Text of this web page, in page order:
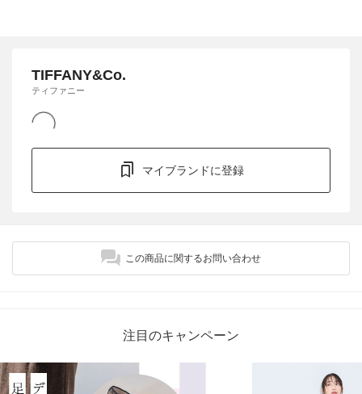
TIFFANY&Co.
ティファニー
マイブランドに登録
この商品に関するお問い合わせ
注目のキャンペーン